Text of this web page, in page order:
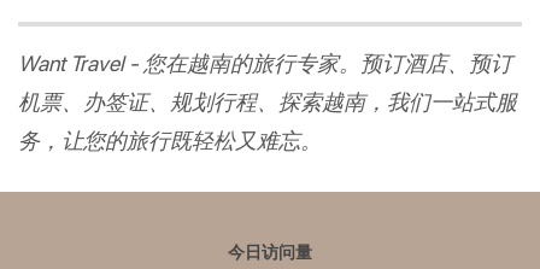
Want Travel - 您在越南的旅行专家。预订酒店、预订
机票、办签证、规划行程、探索越南，我们一站式服
务，让您的旅行既轻松又难忘。
今日访问量